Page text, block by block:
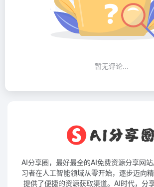
暂无评论...
AI分享圈，最好最全的AI免费资源分享网
习者在人工智能领域从零开始，逐步迈向
提供了便捷的资源获取渠道。AI时代，分